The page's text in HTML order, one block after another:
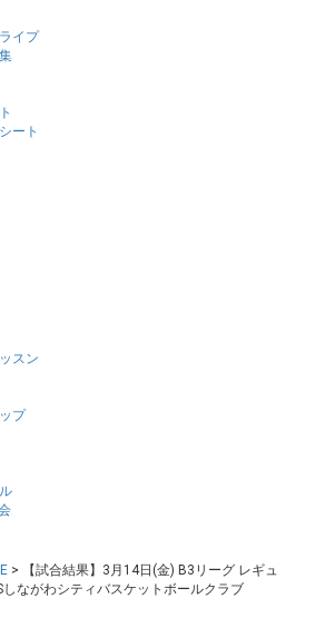
イプ
ート
スン
プ
>
【試合結果】3月14日(金) B3リーグ レギュ
ながわシティバスケットボールクラブ